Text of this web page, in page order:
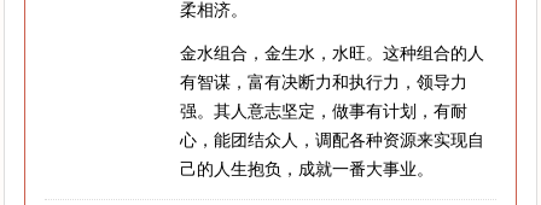
柔相济。
金水组合，金生水，水旺。这种组合的人
有智谋，富有决断力和执行力，领导力
强。其人意志坚定，做事有计划，有耐
心，能团结众人，调配各种资源来实现自
己的人生抱负，成就一番大事业。